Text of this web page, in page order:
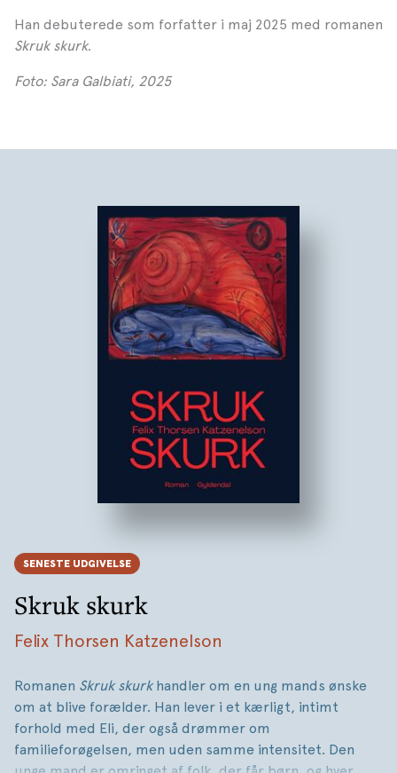
Han debuterede som forfatter i maj 2025 med romanen
Skruk skurk.
Foto: Sara Galbiati, 2025
SENESTE UDGIVELSE
Skruk skurk
Felix Thorsen Katzenelson
Romanen Skruk skurkhandler om en ung mands ønske
om at blive forælder. Han lever i et kærligt, intimt
forhold med Eli, der også drømmer om
familieforøgelsen, men uden samme intensitet. Den